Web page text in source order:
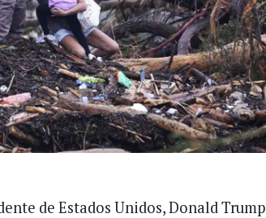
de Estados Unidos, Donald Trump